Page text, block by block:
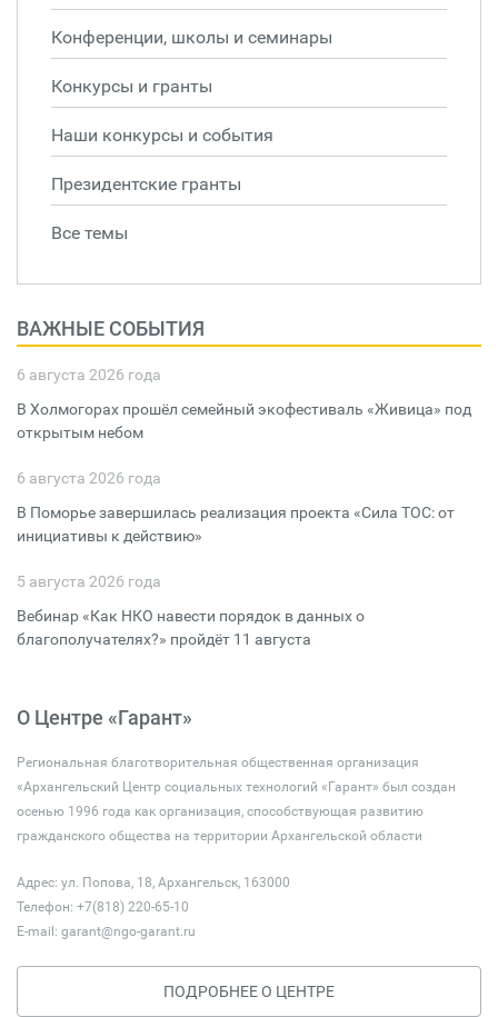
Конференции, школы и семинары
Конкурсы и гранты
Наши конкурсы и события
Президентские гранты
Все темы
ВАЖНЫЕ СОБЫТИЯ
6 августа 2026 года
В Холмогорах прошёл семейный экофестиваль «Живица» под
открытым небом
6 августа 2026 года
В Поморье завершилась реализация проекта «Сила ТОС: от
инициативы к действию»
5 августа 2026 года
Вебинар «Как НКО навести порядок в данных о
благополучателях?» пройдёт 11 августа
О Центре «Гарант»
Региональная благотворительная общественная организация
«Архангельский Центр социальных технологий «Гарант» был создан
осенью 1996 года как организация, способствующая развитию
гражданского общества на территории Архангельской области
Адрес: ул. Попова, 18, Архангельск, 163000
Телефон: +7(818) 220-65-10
E-mail: garant@ngo-garant.ru
ПОДРОБНЕЕ О ЦЕНТРЕ